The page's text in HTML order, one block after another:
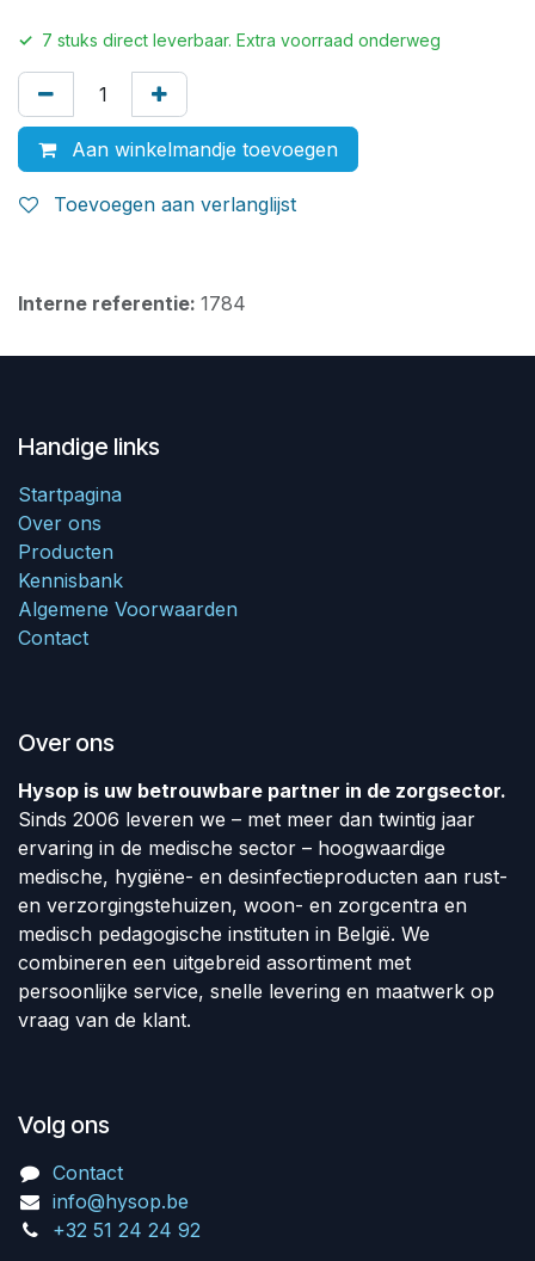
✓ 7 stuks direct leverbaar. Extra voorraad onderweg
Aan winkelmandje toevoegen
Toevoegen aan verlanglijst
Interne referentie: 1784
Handige links
Startpagina
Over ons
Producten
Kennisbank
Algemene Voorwaarden
Contact
Over ons
Hysop is uw betrouwbare partner in de zorgsector.
Sinds 2006 leveren we – met meer dan twintig jaar
ervaring in de medische sector – hoogwaardige
medische, hygiëne- en desinfectieproducten aan rust-
en verzorgingstehuizen, woon- en zorgcentra en
medisch pedagogische instituten in België. We
combineren een uitgebreid assortiment met
persoonlijke service, snelle levering en maatwerk op
vraag van de klant.
Volg ons
Contact
info@hysop.be
+32 51 24 24 92